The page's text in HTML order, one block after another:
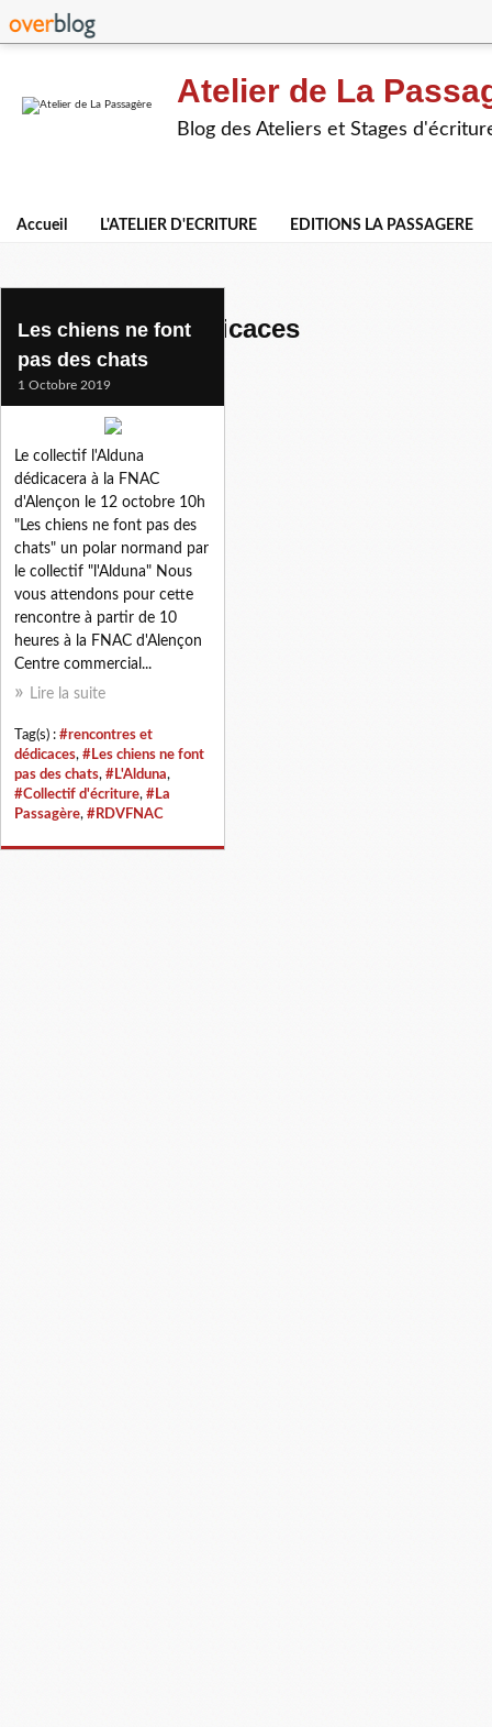
Atelier de La
Blog des Ateliers et Stages
Accueil L'ATELIER D'ECRITURE EDITIONS LA PASSAGERE
rencontres et dedicaces
Les chiens ne font
pas des chats
1 Octobre 2019
Le collectif l'Alduna
dédicacera à la FNAC
d'Alençon le 12 octobre 10h
"Les chiens ne font pas des
chats" un polar normand par
le collectif "l'Alduna" Nous
vous attendons pour cette
rencontre à partir de 10
heures à la FNAC d'Alençon
Centre commercial...
Lire la suite
Tag(s) : #rencontres et
dédicaces, #Les chiens ne font
pas des chats, #L'Alduna,
#Collectif d'écriture, #La
Passagère, #RDVFNAC